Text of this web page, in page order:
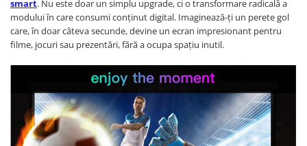
smart. Nu este doar un simplu upgrade, ci o transformare radicală a
modului în care consumi conținut digital. Imaginează-ți un perete gol
care, în doar câteva secunde, devine un ecran impresionant pentru
filme, jocuri sau prezentări, fără a ocupa spațiu inutil.